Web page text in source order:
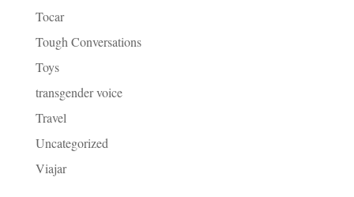
Tocar
Tough Conversations
Toys
transgender voice
Travel
Uncategorized
Viajar